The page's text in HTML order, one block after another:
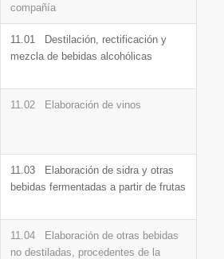
compañía
11.01 Destilación, rectificación y
mezcla de bebidas alcohólicas
11.02 Elaboración de vinos
11.03 Elaboración de sidra y otras
bebidas fermentadas a partir de frutas
11.04 Elaboración de otras bebidas
no destiladas, procedentes de la